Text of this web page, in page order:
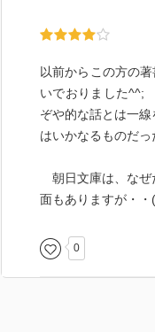
以前からこの方の
いでおりました^^;
ぞや的な話とは一
はいかなるものだっ
朝日文庫は、なぜ
面もありますが・・
0